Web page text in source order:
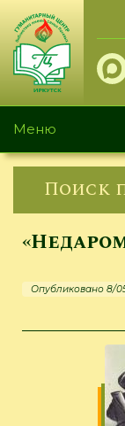
Перейти
основному
содержанию
Меню
Поиск
Опубликовано 8/